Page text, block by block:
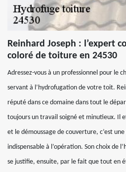
Reinhard Joseph : l’expert
coloré de toiture en 24530
Adressez-vous à un professionnel pour le
servant à l’hydrofugation de votre toit.
réputé dans ce domaine dans tout le
toujours un travail soigné et minutieux. Il
et le démoussage de couverture, c’est
indispensable à l’opération. Son choix de
se justifie, ensuite, par le fait que tout en